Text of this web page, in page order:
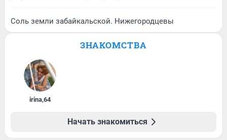
Соль земли забайкальской. Нижегородцевы
ЗНАКОМСТВА
irina,64
Начать знакомиться